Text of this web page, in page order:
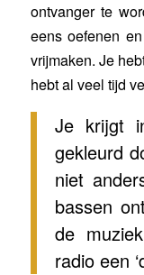
ontvanger te
eens oefenen
vrijmaken. Je
hebt al veel tijd
Je krijgt
gekleurd
niet
bassen
de
radio een